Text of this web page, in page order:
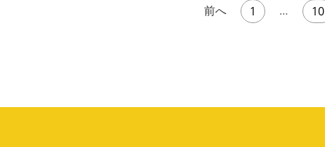
前へ 1 … 10